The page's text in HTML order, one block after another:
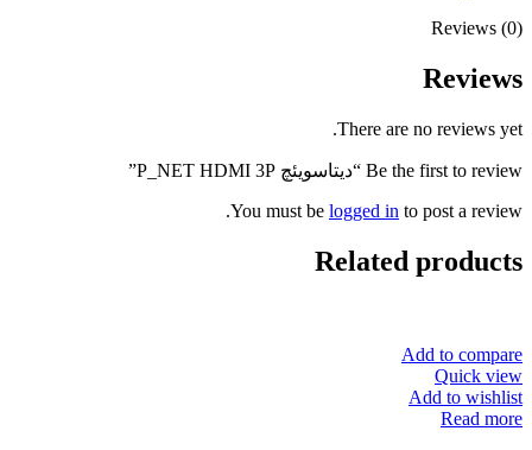
Reviews (0)
Reviews
There are no reviews yet.
Be the first to review “دیتاسویئچ P_NET HDMI 3P”
You must be logged in to post a review.
Related products
Add to compare
Quick view
Add to wishlist
Read more